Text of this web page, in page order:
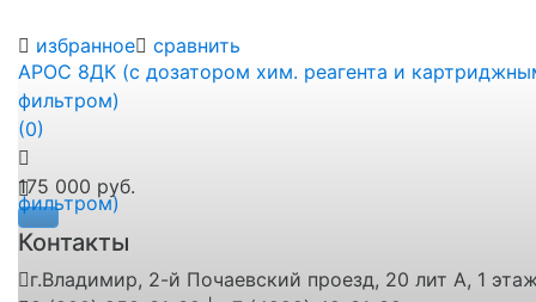
избранное сравнить
АРОС 8ДК (с дозатором хим. реагента и
фильтром)
(0)
175 000 руб.
Контакты
г.Владимир, 2-й Почаевский проезд, 20 лит А, 1